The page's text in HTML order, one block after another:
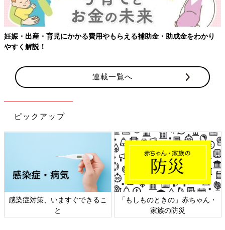
妊娠・出産・育児にかかる費用やもらえる補助金・助成金をわかり
やすく解説！
連載一覧へ
ピックアップ
感染症対策、いますぐできるこ
と
「もしものときの」赤ちゃん・
家族の防災